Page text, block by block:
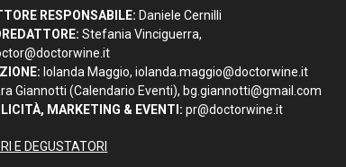
RESPONSABILE: Daniele Cernilli
Stefania Vinciguerra,
Iolanda Maggio,iolanda.maggio@doctorwine.it
Giannotti (Calendario Eventi), bg.giannotti@gmail.com
MARKETING & EVENTI: pr@doctorwine.it
E DEGUSTATORI